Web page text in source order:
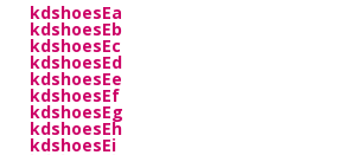
kdshoesEa
kdshoesEb
kdshoesEc
kdshoesEd
kdshoesEe
kdshoesEf
kdshoesEg
kdshoesEh
kdshoesEi